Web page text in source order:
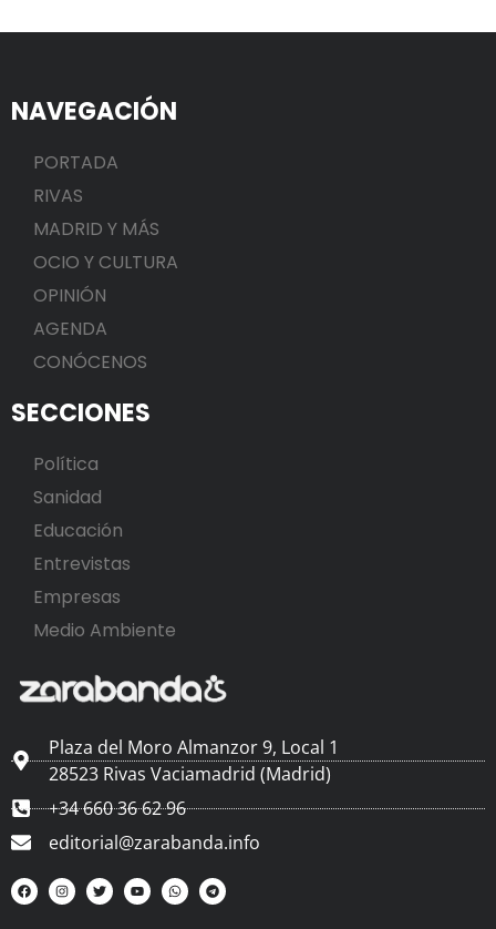
NAVEGACIÓN
PORTADA
RIVAS
MADRID Y MÁS
OCIO Y CULTURA
OPINIÓN
AGENDA
CONÓCENOS
SECCIONES
Política
Sanidad
Educación
Entrevistas
Empresas
Medio Ambiente
Plaza del Moro Almanzor 9, Local 1
28523 Rivas Vaciamadrid (Madrid)
+34 660 36 62 96
editorial@zarabanda.info